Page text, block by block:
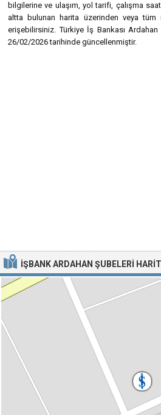
bilgilerine ve ulaşım, yol tarifi, çalışma
altta bulunan harita üzerinden veya tüm
erişebilirsiniz. Türkiye İş Bankası
26/02/2026 tarihinde güncellenmiştir.
İŞBANK ARDAHAN ŞUBELERI